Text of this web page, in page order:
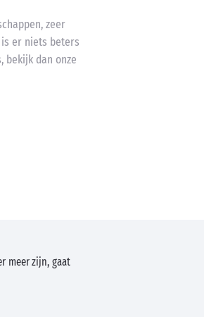
zeer
er niets beters
bekijk dan onze
meer zijn, gaat